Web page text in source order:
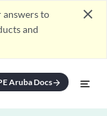
answers to
and
close
Aruba Docsarrow_forward